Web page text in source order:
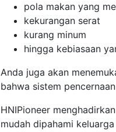
pola makan yang
kekurangan serat
kurang minum
hingga kebiasaan
Anda juga akan
bahwa sistem
HNIPioneer
mudah dipahami